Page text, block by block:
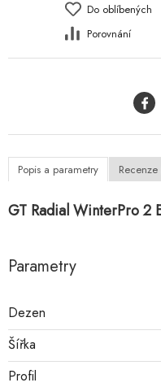
Do oblíbených
Porovnání
Popis a parametry
GT Radial WinterPro 2
Parametry
Dezen
Šířka
Profil